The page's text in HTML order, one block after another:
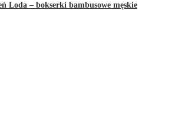
Loda – bokserki bambusowe męskie